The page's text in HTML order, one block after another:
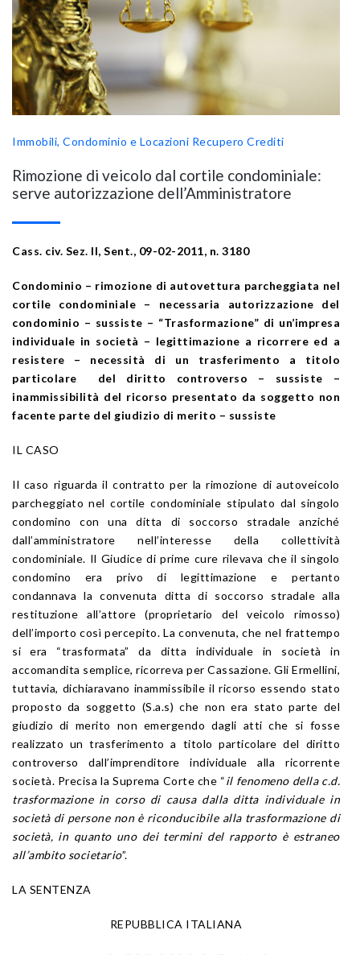
Immobili, Condominio e Locazioni Recupero Crediti
Rimozione di veicolo dal cortile condominiale:
serve autorizzazione dell’Amministratore
Cass. civ. Sez. II, Sent., 09-02-2011, n. 3180
Condominio – rimozione di autovettura parcheggiata nel
cortile condominiale – necessaria autorizzazione del
condominio – sussiste – “Trasformazione” di un’impresa
individuale in società – legittimazione a ricorrere ed a
resistere – necessità di un trasferimento a titolo
particolare del diritto controverso – sussiste –
inammissibilità del ricorso presentato da soggetto non
facente parte del giudizio di merito – sussiste
IL CASO
Il caso riguarda il contratto per la rimozione di autoveicolo
parcheggiato nel cortile condominiale stipulato dal singolo
condomino con una ditta di soccorso stradale anziché
dall’amministratore nell’interesse della collettività
condominiale. Il Giudice di prime cure rilevava che il singolo
condomino era privo di legittimazione e pertanto
condannava la convenuta ditta di soccorso stradale alla
restituzione all’attore (proprietario del veicolo rimosso)
dell’importo così percepito. La convenuta, che nel frattempo
si era “trasformata” da ditta individuale in società in
accomandita semplice, ricorreva per Cassazione. Gli Ermellini,
tuttavia, dichiaravano inammissibile il ricorso essendo stato
proposto da soggetto (S.a.s) che non era stato parte del
giudizio di merito non emergendo dagli atti che si fosse
realizzato un trasferimento a titolo particolare del diritto
controverso dall’imprenditore individuale alla ricorrente
società. Precisa la Suprema Corte che “il fenomeno della c.d.
trasformazione in corso di causa dalla ditta individuale in
società di persone non è riconducibile alla trasformazione di
società, in quanto uno dei termini del rapporto è estraneo
all’ambito societario”.
LA SENTENZA
REPUBBLICA ITALIANA